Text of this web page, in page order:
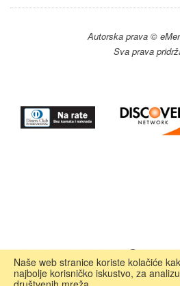
Naše web stranice koriste kolačiće
najbolje korisničko iskustvo, za
Autorska prava ©
Sva prava